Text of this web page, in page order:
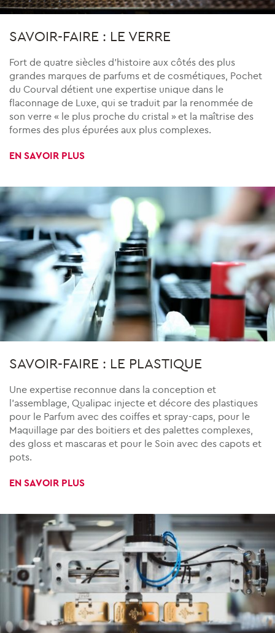
SAVOIR-FAIRE : LE VERRE
Fort de quatre siècles d’histoire aux côtés des plus
grandes marques de parfums et de cosmétiques, Pochet
du Courval détient une expertise unique dans le
flaconnage de Luxe, qui se traduit par la renommée de
son verre « le plus proche du cristal » et la maîtrise des
formes des plus épurées aux plus complexes.
EN SAVOIR PLUS
SAVOIR-FAIRE : LE PLASTIQUE
Une expertise reconnue dans la conception et
l’assemblage, Qualipac injecte et décore des plastiques
pour le Parfum avec des coiffes et spray-caps, pour le
Maquillage par des boitiers et des palettes complexes,
des gloss et mascaras et pour le Soin avec des capots et
pots.
EN SAVOIR PLUS